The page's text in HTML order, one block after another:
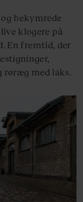
bekymrede
klogere på
En fremtid, der
med laks.